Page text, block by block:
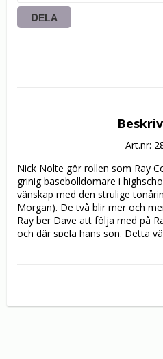
DELA
Art.nr:
Nick Nolte gör rollen som Ray
grinig basebolldomare i
vänskap med den strulige
Morgan). De två blir mer och
Ray ber Dave att följa med på
och där spela hans son. Detta